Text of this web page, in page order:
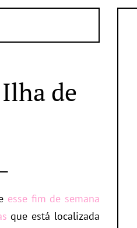
de
esse fim de semana
que está localizada